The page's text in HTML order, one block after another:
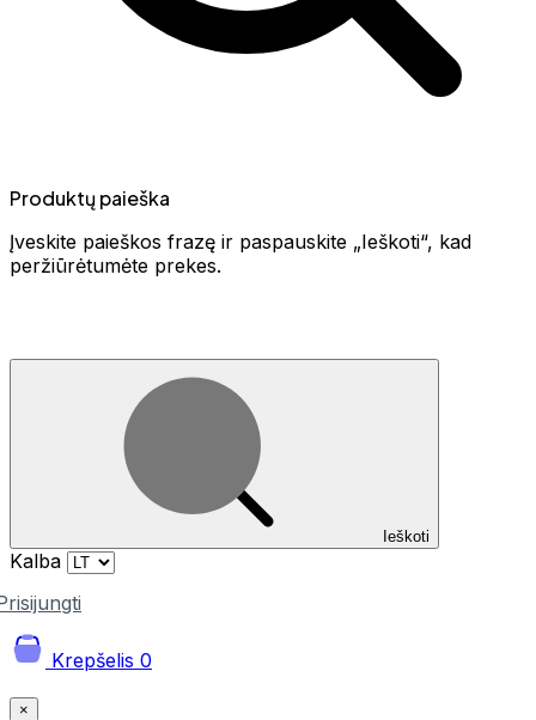
Produktų paieška
Įveskite paieškos frazę ir paspauskite „Ieškoti“, kad
peržiūrėtumėte prekes.
Ieškoti
Kalba
Krepšelis 0
×